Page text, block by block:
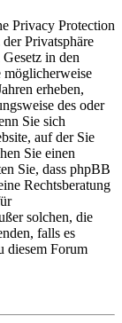
Privacy Protection
Privatsphäre
in den
möglicherweise
erheben,
des oder
Sie sich
auf der Sie
Sie einen
Sie, dass phpBB
Rechtsberatung
solchen, die
falls es
diesem Forum